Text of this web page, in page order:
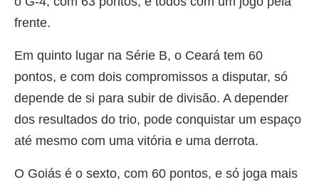
frente.
Em quinto lugar na Série B, o Ceará tem 60
pontos, e com dois compromissos a disputar, só
depende de si para subir de divisão. A depender
dos resultados do trio, pode conquistar um espaço
até mesmo com uma vitória e uma derrota.
O Goiás é o sexto, com 60 pontos, e só joga mais